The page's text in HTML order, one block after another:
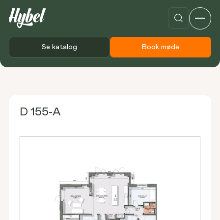
Se katalog Book møde
D 155-A